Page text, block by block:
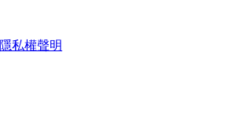
隱私權聲明